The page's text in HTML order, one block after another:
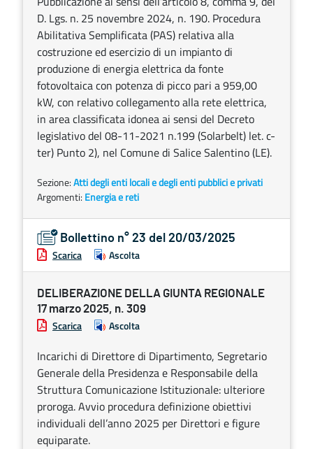
D. Lgs. n. 25 novembre 2024, n. 190. Procedura
Abilitativa Semplificata (PAS) relativa alla
costruzione ed esercizio di un impianto di
produzione di energia elettrica da fonte
fotovoltaica con potenza di picco pari a 959,00
kW, con relativo collegamento alla rete elettrica,
in area classificata idonea ai sensi del Decreto
legislativo del 08-11-2021 n.199 (Solarbelt) let. c-
ter) Punto 2), nel Comune di Salice Salentino (LE).
Sezione:Atti degli enti locali e degli enti pubblici e privati
Argomenti: Energia e reti
Bollettino n° 23 del 20/03/2025
Scarica Ascolta
DELIBERAZIONE DELLA GIUNTA REGIONALE
17 marzo 2025, n. 309
Scarica Ascolta
Incarichi di Direttore di Dipartimento, Segretario
Generale della Presidenza e Responsabile della
Struttura Comunicazione Istituzionale: ulteriore
proroga. Avvio procedura definizione obiettivi
individuali dell’anno 2025 per Direttori e figure
equiparate.